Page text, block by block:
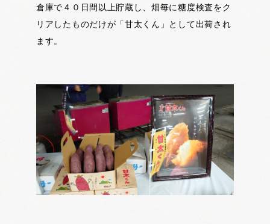
倉庫で４０日間以上貯蔵し、畑毎に糖度検査をク
リアしたものだけが「甘太くん」として出荷され
ます。